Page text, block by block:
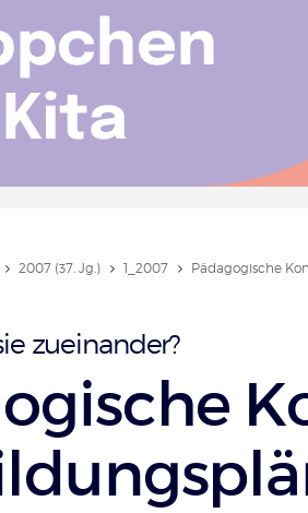
2007 (37. Jg.) 1_2007 Pädagogische
zueinander?